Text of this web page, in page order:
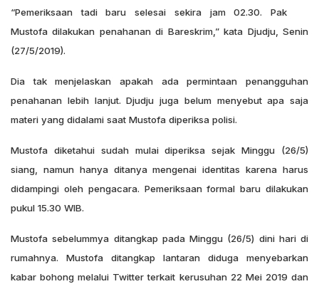
“Pemeriksaan tadi baru selesai sekira jam 02.30. Pak
Mustofa dilakukan penahanan di Bareskrim,” kata Djudju, Senin
(27/5/2019).
Dia tak menjelaskan apakah ada permintaan penangguhan
penahanan lebih lanjut. Djudju juga belum menyebut apa saja
materi yang didalami saat Mustofa diperiksa polisi.
Mustofa diketahui sudah mulai diperiksa sejak Minggu (26/5)
siang, namun hanya ditanya mengenai identitas karena harus
didampingi oleh pengacara. Pemeriksaan formal baru dilakukan
pukul 15.30 WIB.
Mustofa sebelummya ditangkap pada Minggu (26/5) dini hari di
rumahnya. Mustofa ditangkap lantaran diduga menyebarkan
kabar bohong melalui Twitter terkait kerusuhan 22 Mei 2019 dan